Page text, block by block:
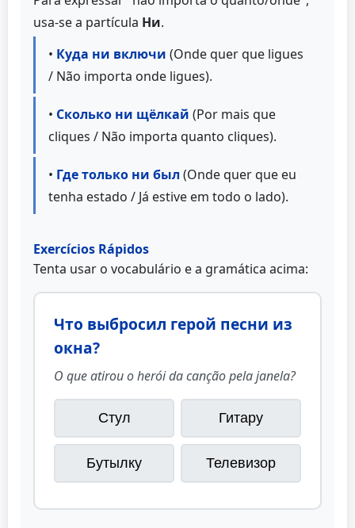
usa-se a partícula Ни.
• Куда ни включи (Onde quer que ligues
/ Não importa onde ligues).
• Сколько ни щёлкай (Por mais que
cliques / Não importa quanto cliques).
• Где только ни был (Onde quer que eu
tenha estado / Já estive em todo o lado).
Exercícios Rápidos
Tenta usar o vocabulário e a gramática acima:
Что выбросил герой песни из
окна?
O que atirou o herói da canção pela janela?
Стул Гитару
Бутылку Телевизор